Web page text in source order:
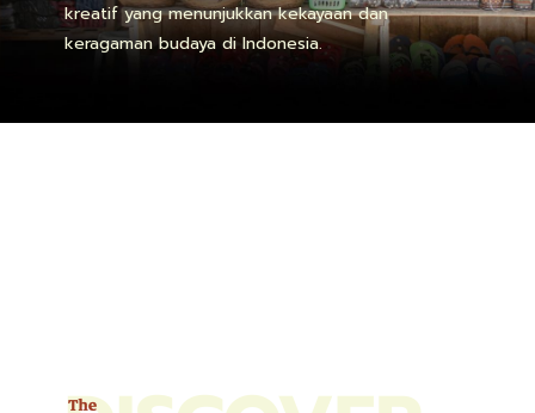
kreatif yang menunjukkan kekayaan dan
keragaman budaya di Indonesia.